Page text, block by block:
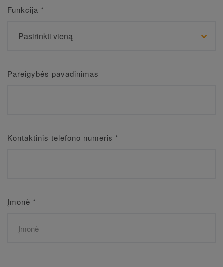
Funkcija *
Pareigybės pavadinimas
Kontaktinis telefono numeris *
Įmonė *